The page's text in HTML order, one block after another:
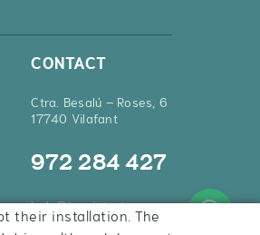
CONTACT
Ctra. Besalú – Roses, 6
17740 Vilafant
972 284 427
hola@inquietsstore.com
their installation. The